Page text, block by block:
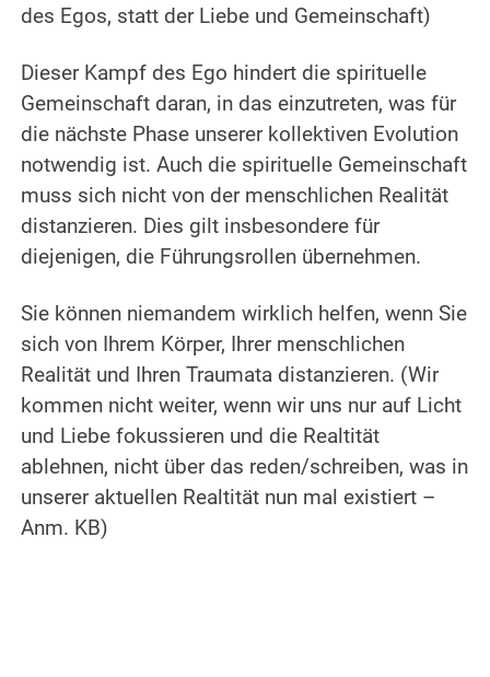
des Egos, statt der Liebe und Gemeinschaft)
Dieser Kampf des Ego hindert die spirituelle
Gemeinschaft daran, in das einzutreten, was für
die nächste Phase unserer kollektiven Evolution
notwendig ist. Auch die spirituelle Gemeinschaft
muss sich nicht von der menschlichen Realität
distanzieren. Dies gilt insbesondere für
diejenigen, die Führungsrollen übernehmen.
Sie können niemandem wirklich helfen, wenn Sie
sich von Ihrem Körper, Ihrer menschlichen
Realität und Ihren Traumata distanzieren. (Wir
kommen nicht weiter, wenn wir uns nur auf Licht
und Liebe fokussieren und die Realtität
ablehnen, nicht über das reden/schreiben, was in
unserer aktuellen Realtität nun mal existiert –
Anm. KB)